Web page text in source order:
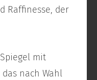
Raffinesse, der
mit
nach Wahl